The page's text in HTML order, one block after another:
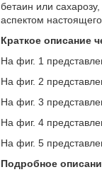
бетаин или
аспектом
Краткое описание
На фиг. 1
На фиг. 2
На фиг. 3
На фиг. 4
На фиг. 5
Подробное